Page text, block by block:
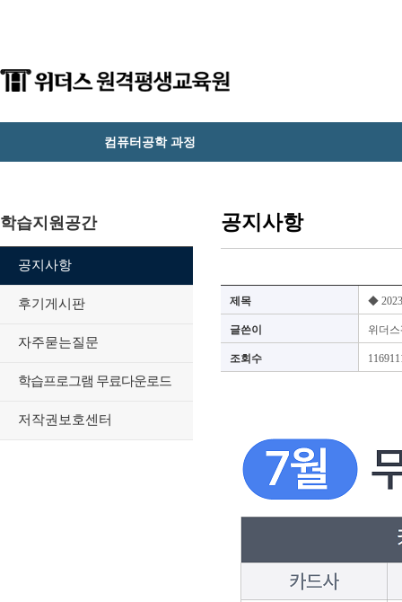
컴퓨터공학 과정
학습지원공간
공지사항
후기게시판
자주묻는질문
학습프로그램 무료다운로드
저작권보호센터
공지사항
제목 ◆
글쓴이 위더
조회수